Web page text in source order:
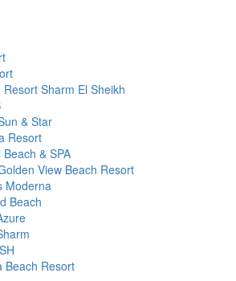
Resort Sharm El Sheikh
& Star
Resort
& SPA
View Beach Resort
Moderna
Beach
Beach Resort